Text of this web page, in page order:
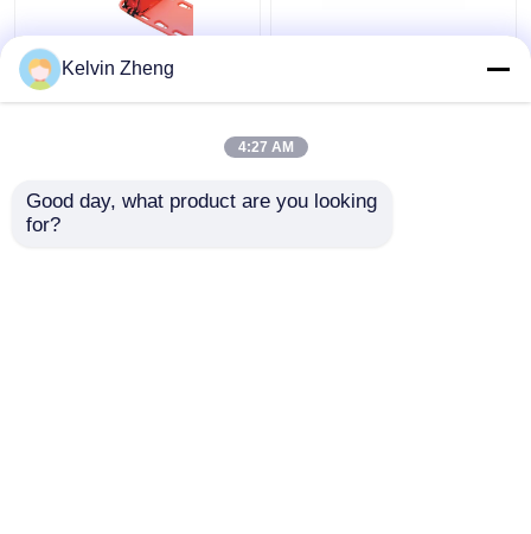
186CM 22in रोगी स्लाइडर
कैनवास
Kelvin Zheng
4:27 AM
Good day, what product are you looking
for?